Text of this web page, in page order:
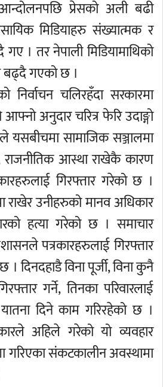
प्रेसको अली बढी
मिडियाहरु संख्यात्मक र
। तर नेपाली मिडियामाथिको
गएको छ ।
निर्वाचन चलिरहँदा सरकारमा
अनुदार चरित्र फेरि उदाङ्गो
यसबीचमा सामाजिक सञ्जालमा
राजनीतिक आस्था राखेकै कारण
गिरफ्तार गरेको छ ।
राखेर उनीहरुको मानव अधिकार
हत्या गरेको छ । समाचार
पत्रकारहरुलाई गिरफ्तार
दिनदहाडै विना पूर्जी, विना कुनै
गर्ने, तिनका परिवारलाई
दिने काम गरिरहेको छ ।
अहिले गरेको यो व्यवहार
गरिएका संकटकालीन अवस्थामा